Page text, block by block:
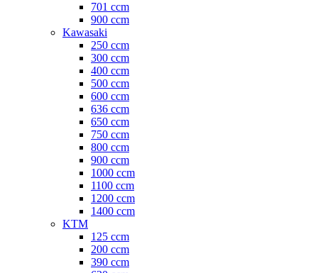
701 ccm
900 ccm
Kawasaki
250 ccm
300 ccm
400 ccm
500 ccm
600 ccm
636 ccm
650 ccm
750 ccm
800 ccm
900 ccm
1000 ccm
1100 ccm
1200 ccm
1400 ccm
KTM
125 ccm
200 ccm
390 ccm